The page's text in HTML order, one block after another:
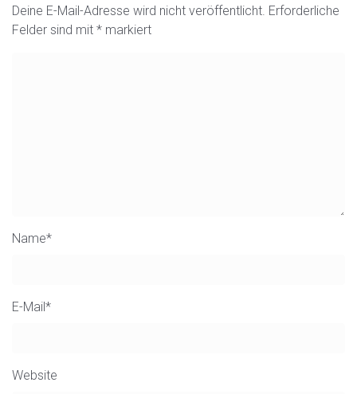
Deine E-Mail-Adresse wird nicht veröffentlicht. Erforderliche
Felder sind mit * markiert
Name*
E-Mail*
Website